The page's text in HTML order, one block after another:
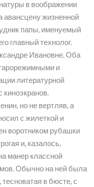
в воображении
авансцену жизненной
папы, именуемый
главный технолог.
Ивановне. Оба
и
литературной
киноэкранов.
но не вертляв, а
с жилеткой и
воротником рубашки
и, казалось,
манер классной
Обычно на ней была
в бюсте, с